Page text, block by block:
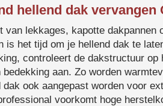
hellend dak vervangen
van lekkages, kapotte
is het tijd om je hellend dak te
controleert de dakstructuur
bedekking aan. Zo worden
dak ook aangepast worden voor
voorkomt hoge